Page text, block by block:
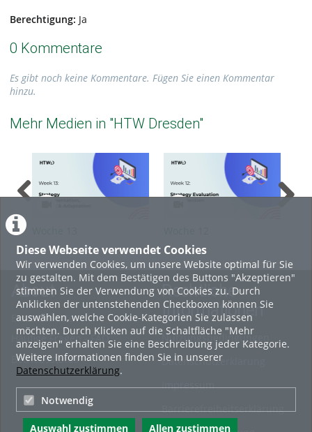
Diese Webseite verwendet Cookies
Wir verwenden Cookies, um unsere Website optimal für Sie
zu gestalten. Mit dem Bestätigen des Buttons "Akzeptieren"
stimmen Sie der Verwendung von Cookies zu. Durch
Anklicken der untenstehenden Checkboxen können Sie
auswählen, welche Cookie-Kategorien Sie zulassen
möchten. Durch Klicken auf die Schaltfläche "Mehr
anzeigen" erhalten Sie eine Beschreibung jeder Kategorie.
Weitere Informationen finden Sie in unserer
Datenschutzerklärung.
Notwendig
Auswahl zustimmen Allen zustimmen
Berechtigung: Ja
0 Kommentare
Es gibt noch keine Kommentare. Fügen Sie einen Kommentar
hinzu.
Mehr Medien in "HTW Dresden"
About
Erste Schritte
Häufige Fragen - FAQ
Betriebsstatus
Rechtliche
Informationen
Nutzungsbedingungen
Datenschutzerklärung
Impressum
Barrierefreiheitserklärung